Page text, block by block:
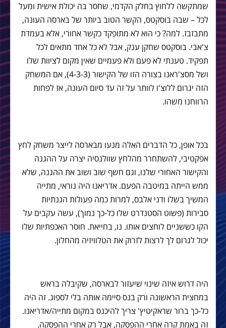
שמתקשה ללחוץ בחלק הקדמי, שחסר בה יכולת אישית ומעל
לכל – שבה בוסקטס, הקשר הטוב ביותר של בארסה העונה,
מתבזבז. למה? כי הוא לא מתופקד כקשר אחורי, אלא בעמדת
צ'אבי. בוסקטס שחקן ענק, אבל לא כל אחד מתאים לכל
תפקיד. טענתי לא פעם ולא פעמיים שאין מקום לציוות שלו
ושל מסצ'ראנו בצורה הזו של הקישור (4-3-3), אם המשחק
הזה יגרום ללוצ'ו לוותר על זה עד סיום העונה, אז לפחות
הרווחנו משהו.
בכל אופן, כל הדברים האלה מנעו מבארסה לייצר משחק לחץ
אפקטיבי, להשתחרר מהלחץ שוולנסיה יצרה על ההגנה
והקישור האחורי שלנו, וגם חשף שוב ושוב את ההגנה, שלא
ממש הייתה במיטבה הפעם. אדריאנו היה נוראי, מתייה
המשיך בשלו ודני אלבס, למרות כמה פעולות הגנתיות
סבירות (פשוט הסטנדרט שלו כל-כך נמוך), עשה עקבים על
הקו כששניים לוחצים אותו. נו, בחייאת. חוסר האכפתיות שלו
יכול לגרום לך לרצות לזרוק את הטלוויזיה מהחלון.
היה דרוש איזה שינוי שיעזור לבארסה, שקיבלה בראש
במחצית הראשונה ורק בנס סיימה אותה בלי לספוג. זה היה
כל-כך ברור שראקיטיץ' צריך להיכנס במקום מתייה/אדריאנו.
זה באמת קרה אחרי ההפסקה, אבל רק אחרי ההפסקה.